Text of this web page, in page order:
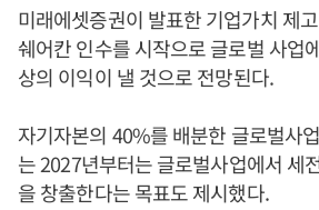
미래에셋증권이 발표한 기업가치 제
쉐어칸 인수를 시작으로 글로벌 사업
상의 이익이 낼 것으로 전망된다.
자기자본의 40%를 배분한 글로벌사
는 2027년부터는 글로벌사업에서 세
을 창출한다는 목표도 제시했다.